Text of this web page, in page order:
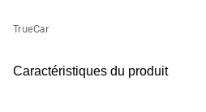
TrueCar
Caractéristiques du produit